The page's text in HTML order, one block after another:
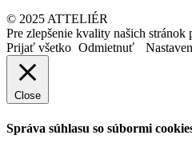
© 2025 ATTELIÉR
Pre zlepšenie kvality našich stránok
Prijať všetko Odmietnuť
Close
Správa súhlasu so súbormi